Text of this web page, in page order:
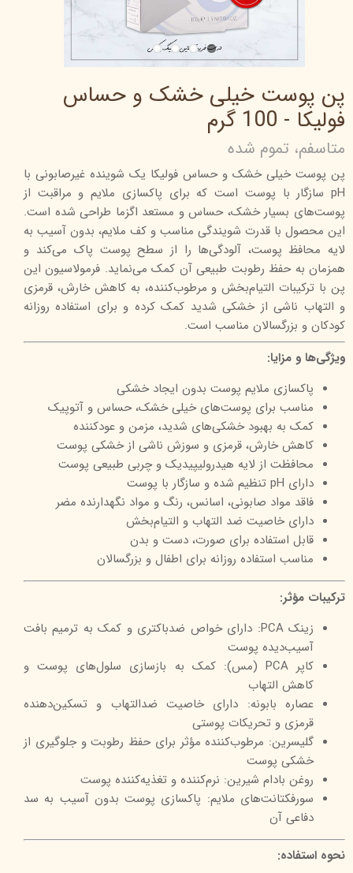
پن پوست خیلی خشک و حساس
فولیکا - 100 گرم
متاسفم، تموم شده
پن پوست خیلی خشک و حساس فولیکا یک شوینده غیرصابونی با
pH سازگار با پوست است که برای پاکسازی ملایم و مراقبت از
پوست‌های بسیار خشک، حساس و مستعد اگزما طراحی شده است.
این محصول با قدرت شویندگی مناسب و کف ملایم، بدون آسیب به
لایه محافظ پوست، آلودگی‌ها را از سطح پوست پاک می‌کند و
همزمان به حفظ رطوبت طبیعی آن کمک می‌نماید. فرمولاسیون این
پن با ترکیبات التیام‌بخش و مرطوب‌کننده، به کاهش خارش، قرمزی
و التهاب ناشی از خشکی شدید کمک کرده و برای استفاده روزانه
کودکان و بزرگسالان مناسب است.
ویژگی‌ها و مزایا:
پاکسازی ملایم پوست بدون ایجاد خشکی
مناسب برای پوست‌های خیلی خشک، حساس و آتوپیک
کمک به بهبود خشکی‌های شدید، مزمن و عودکننده
کاهش خارش، قرمزی و سوزش ناشی از خشکی پوست
محافظت از لایه هیدرولیپیدیک و چربی طبیعی پوست
دارای pH تنظیم شده و سازگار با پوست
فاقد مواد صابونی، اسانس، رنگ و مواد نگهدارنده مضر
دارای خاصیت ضد التهاب و التیام‌بخش
قابل استفاده برای صورت، دست و بدن
مناسب استفاده روزانه برای اطفال و بزرگسالان
ترکیبات مؤثر:
زینک PCA: دارای خواص ضدباکتری و کمک به ترمیم بافت
آسیب‌دیده پوست
کاپر PCA (مس): کمک به بازسازی سلول‌های پوست و
کاهش التهاب
عصاره بابونه: دارای خاصیت ضدالتهاب و تسکین‌دهنده
قرمزی و تحریکات پوستی
گلیسرین: مرطوب‌کننده مؤثر برای حفظ رطوبت و جلوگیری از
خشکی پوست
روغن بادام شیرین: نرم‌کننده و تغذیه‌کننده پوست
سورفکتانت‌های ملایم: پاکسازی پوست بدون آسیب به سد
دفاعی آن
نحوه استفاده: